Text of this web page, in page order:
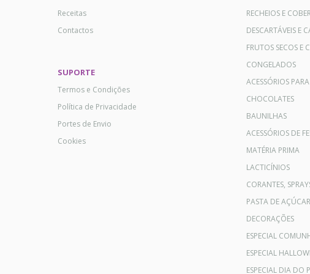
Receitas
Contactos
SUPORTE
Termos e Condições
Política de Privacidade
Portes de Envio
Cookies
RECHEIOS E
DESCARTÁVEIS E
FRUTOS SECOS E
CONGELADOS
ACESSÓRIOS
CHOCOLATES
BAUNILHAS
ACESSÓRIOS DE
MATÉRIA PRIMA
LACTICÍNIOS
CORANTES,
PASTA DE AÇÚCAR
DECORAÇÕES
ESPECIAL
ESPECIAL
ESPECIAL DIA DO